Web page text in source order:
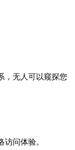
，无人可以窥探您
问体验。